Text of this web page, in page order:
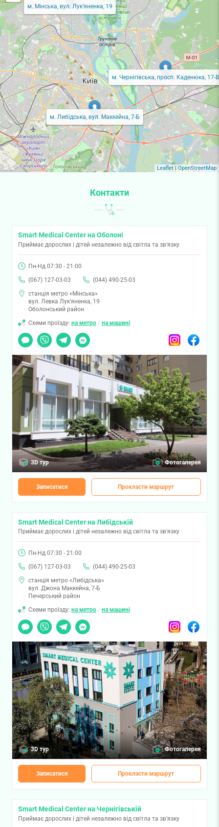
м. Мінська, вул. Лук'яненка, 19
м. Либідська, вул. Маккейна, 7-Б
м. Чернігівська, просп. Каденюка, 17-В
Leaflet| OpenStreetMap
Контакти
Smart Medical Center на Оболоні
Приймає дорослих і дітей незалежно від світла та зв'язку
Пн-Нд 07:30 - 21:00
(067) 127-03-03
(044) 490-25-03
станція метро «Мінська»
вул. Левка Лук'яненка, 19
Оболонський район
Схеми проїзду: на метро / на машині
Чат
Viber TelegramMessenger InstagramFacebook
3D тур Фотогалерея
Записатися Прокласти маршрут
Smart Medical Center на Либідській
Приймає дорослих і дітей незалежно від світла та зв'язку
Пн-Нд 07:30 - 21:00
(067) 127-03-03
(044) 490-25-03
станція метро «Либідська»
вул. Джона Маккейна, 7-Б
Печерський район
Схеми проїзду: на метро / на машині
Чат
Viber TelegramMessenger InstagramFacebook
3D тур Фотогалерея
Записатися Прокласти маршрут
Smart Medical Center на Чернігівській
Приймає дорослих і дітей незалежно від світла та зв'язку